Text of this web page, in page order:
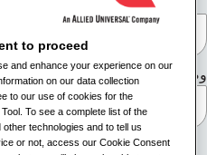
وضع السفر
to proceed
and enhance your experience on our
on our data collection
to our use of cookies for the
To see a complete list of the
technologies and to tell us
or not, access our Cookie Consent